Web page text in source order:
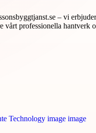
– vi
vårt professionella hantverk